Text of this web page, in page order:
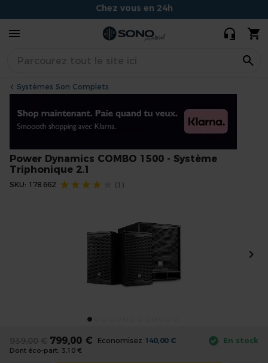
Conseils experts et souriants
Situé à Dijon
Systèmes Son Complets
- Système
Triphonique
939,00 €
Power Dynamics COMBO 1500 - Système
Triphonique 2.1
SKU 178.662 Évaluation: (1)
799,00 €
939,00 € Economisez 140,00 €
Dont éco-part: 3,10 €
En stock
the
beginning